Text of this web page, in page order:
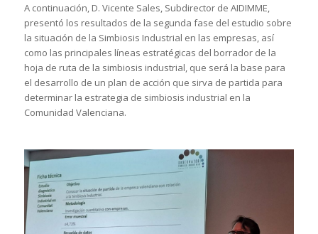
A continuación, D. Vicente Sales, Subdirector de AIDIMME,
presentó los resultados de la segunda fase del estudio sobre
la situación de la Simbiosis Industrial en las empresas, así
como las principales líneas estratégicas del borrador de la
hoja de ruta de la simbiosis industrial, que será la base para
el desarrollo de un plan de acción que sirva de partida para
determinar la estrategia de simbiosis industrial en la
Comunidad Valenciana.